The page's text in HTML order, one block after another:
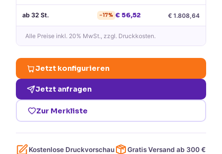
ab 32 St. −17% € 56,52 € 1.808,64
Alle Preise inkl. 20% MwSt., zzgl. Druckkosten.
Jetzt konfigurieren
Jetzt anfragen
Zur Merkliste
Kostenlose Druckvorschau Gratis Versand ab 300€